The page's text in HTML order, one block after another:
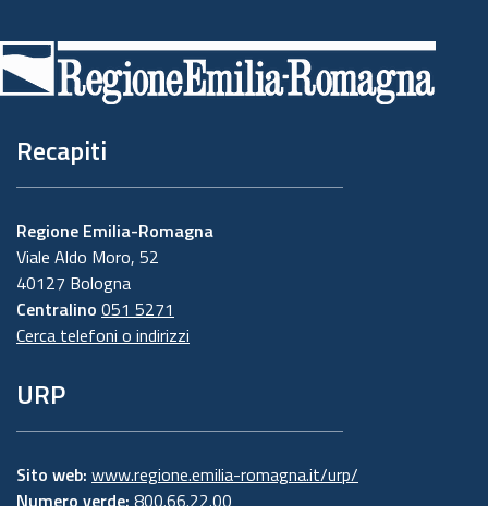
di
pagina
Recapiti
Regione Emilia-Romagna
Viale Aldo Moro, 52
40127 Bologna
Centralino 051 5271
Cerca telefoni o indirizzi
URP
Sito web: www.regione.emilia-romagna.it/urp/
Numero verde: 800.66.22.00